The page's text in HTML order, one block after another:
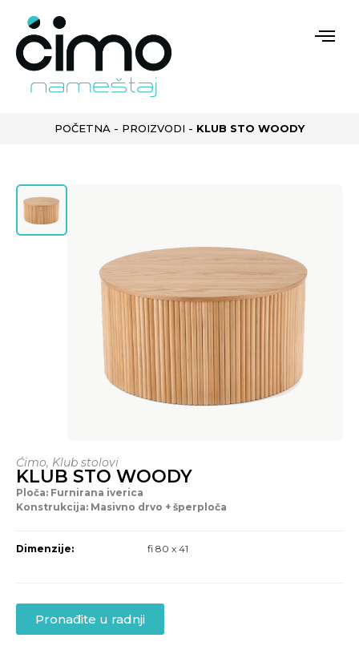
POČETNA - PROIZVODI - KLUB STO WOODY
Ćimo, Klub stolovi
KLUB STO WOODY
Ploča: Furnirana iverica
Konstrukcija: Masivno drvo + šperploča
Dimenzije: fi 80 x 41
Pronađite u radnji